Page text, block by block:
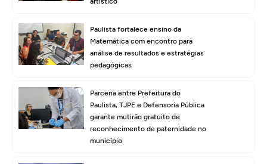
Paulista fortalece ensino da
Matemática com encontro para
análise de resultados e estratégias
pedagógicas
Parceria entre Prefeitura do
Paulista, TJPE e Defensoria Pública
garante mutirão gratuito de
reconhecimento de paternidade no
município